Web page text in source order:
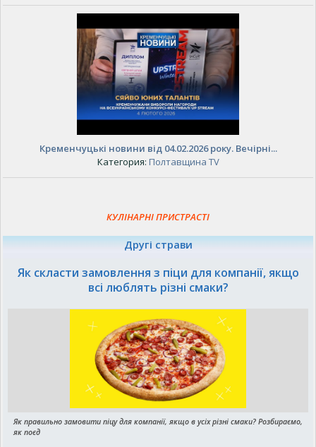
Кременчуцькі новини від 04.02.2026 року. Вечірні...
Категория: Полтавщина TV
КУЛІНАРНІ ПРИСТРАСТІ
Другі страви
Як скласти замовлення з піци для компанії, якщо
всі люблять різні смаки?
Як правильно замовити піцу для компанії, якщо в усіх різні смаки? Розбираємо,
як поєд